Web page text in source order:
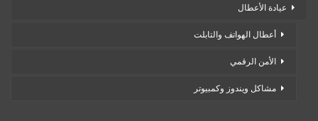
عيادة الأعطال
أعطال الهواتف والتابلت
الأمن الرقمي
مشاكل ويندوز وكمبيوتر